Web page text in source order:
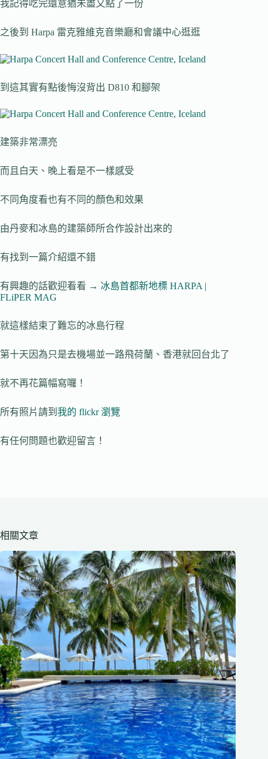
我記得吃完還意猶未盡又點了一份
之後到 Harpa 雷克雅維克音樂廳和會議中心逛逛
到這其實有點後悔沒背出 D810 和腳架
建築非常漂亮
而且白天、晚上看是不一樣感受
不同角度看也有不同的顏色和效果
由丹麥和冰島的建築師所合作設計出來的
有找到一篇介紹還不錯
有興趣的話歡迎看看 → 冰島首都新地標 HARPA |
FLiPER MAG
就這樣結束了難忘的冰島行程
第十天因為只是去機場並一路飛荷蘭、香港就回台北了
就不再花篇幅寫囉！
所有照片請到 我的 flickr 瀏覽
有任何問題也歡迎留言！
相關文章